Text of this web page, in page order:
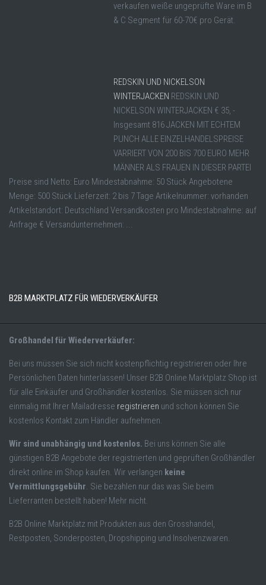
verkaufen weiße ungeprüfte Ware im B
& C Segment für 60-70€ pro Gerät.
REDSKIN UND NICKELSON
WINTERJACKEN REDSKIN UND
NICKELSON WINTERJACKEN € 35, -
Insgesamt 816 JACKEN MIT ECHTEM
PUNCH ALLE EINZELHANDELSPREISE
VARRIERT VON 200 BIS 700 EURO MEHR
MÄNNER ALS FRAUEN IN DIESER PARTEI
Preise sind Netto: Euro Mindestabnahme: 50 Stück Angebotene
Menge: 500 Stück Lieferzeit: 2 bis 7 Tage Artikelnummer: vorhanden
Artikelstandort: Deutschland Versandkosten pro Mindestabnahme: auf
Anfrage € Versandunternehmen: ...
B2B MARKTPLATZ FÜR WIEDERVERKÄUFER
Großhandel für Wiederverkäufer:
Bei uns müssen Sie sich nicht kostenpflichtig registrieren oder Ihre
Persönlichen Daten hinterlassen! Unser B2B Online Marktplatz Shop ist
für alle Einkäufer und Großhändler kostenlos. Sie müssen sich nur
einmalig mit Ihrer Mailadresse registrieren und schon können Sie
kostenlos Kontakt zum Händler aufnehmen.
Wir sind unabhängig und kostenlos. Bei uns können Sie alle
günstigen B2B Angebote der registrierten und geprüften Großhändler
direkt online im Shop kaufen. Wir verlangen keine
Vermittlungsgebühr. Sie bezahlen nur das was Sie beim
Lieferranten bestellt haben! Mehr nicht.
B2B Online Marktplatz mit Produkten aus den Grosshandel,
Restposten, Sonderposten, Dropshipping und Insolvenzwaren.